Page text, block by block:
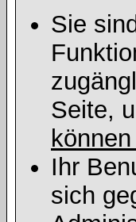
Sie
Seite,
Ihr
sich